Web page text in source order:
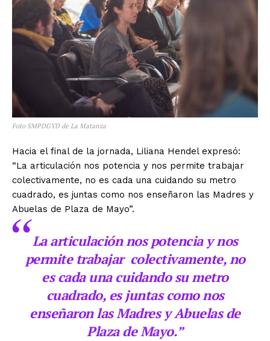
Foto SMPDGYD de La Matanza
Hacia el final de la jornada, Liliana Hendel expresó:
“La articulación nos potencia y nos permite trabajar
colectivamente, no es cada una cuidando su metro
cuadrado, es juntas como nos enseñaron las Madres y
Abuelas de Plaza de Mayo”.
La articulación nos potencia y nos
permite trabajar colectivamente, no
es cada una cuidando su metro
cuadrado, es juntas como nos
enseñaron las Madres y Abuelas de
Plaza de Mayo.”